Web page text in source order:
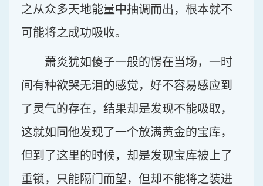
之从众多天地能量中抽调而出，根本就不
可能将之成功吸收。
萧炎犹如傻子一般的愣在当场，一时
间有种欲哭无泪的感觉，好不容易感应到
了灵气的存在，结果却是发现不能吸取，
这就如同他发现了一个放满黄金的宝库，
但到了这里的时候，却是发现宝库被上了
重锁，只能隔门而望，但却不能将之装进